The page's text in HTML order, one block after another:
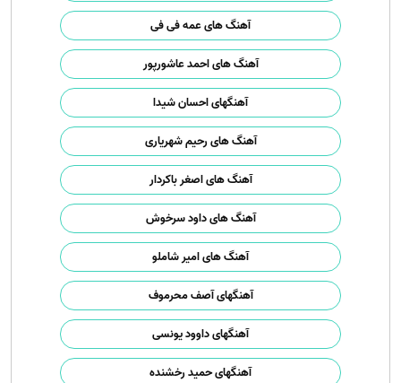
آهنگ های عمه فی فی
آهنگ های احمد عاشورپور
آهنگهای احسان شیدا
آهنگ های رحیم شهریاری
آهنگ های اصغر باکردار
آهنگ های داود سرخوش
آهنگ های امیر شاملو
آهنگهای آصف محرموف
آهنگهای داوود یونسی
آهنگهای حمید رخشنده